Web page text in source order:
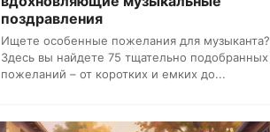
поздравления
Ищете особенные пожелания для музыканта?
Здесь вы найдете 75 тщательно подобранных
пожеланий – от коротких и емких до...